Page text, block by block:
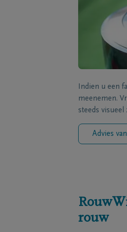
Indien u een
meenemen.
steeds visueel
Advies
rouw